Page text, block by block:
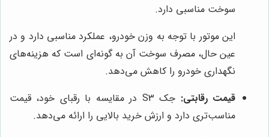
سوخت مناسبی دارد.
این موتور با توجه به وزن خودرو، عملکرد مناسبی دارد و در
عین حال، مصرف سوخت آن به گونه‌ای است که هزینه‌های
نگهداری خودرو را کاهش می‌دهد.
قیمت رقابتی:
جک S3 در مقایسه با رقبای خود، قیمت
مناسب‌تری دارد و ارزش خرید بالایی را ارائه می‌دهد.